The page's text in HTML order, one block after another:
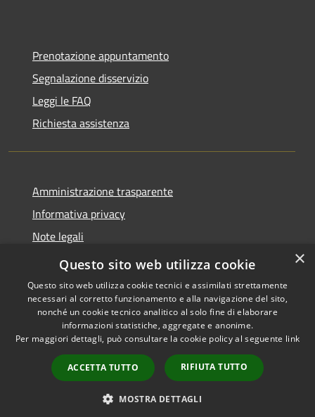
Prenotazione appuntamento
Segnalazione disservizio
Leggi le FAQ
Richiesta assistenza
Amministrazione trasparente
Informativa privacy
Note legali
Dichiarazione di accessibilità
Accessibilità
Copyright © 2026 • Comune di
Grottaglie • Powered by
Municipium•
Accesso
redazione
×
Questo sito web utilizza cookie
Questo sito web utilizza cookie tecnici e assimilati strettamente
necessari al corretto funzionamento e alla navigazione del sito,
nonché un cookie tecnico analitico al solo fine di elaborare
informazioni statistiche, aggregate e anonime.
Per maggiori dettagli, può consultare la cookie policy al seguente link
ACCETTA TUTTO RIFIUTA TUTTO
MOSTRA DETTAGLI